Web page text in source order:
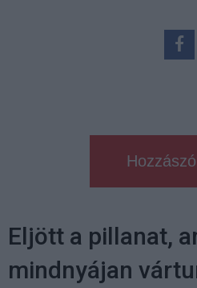
Eljött a pillanat,
mindnyájan